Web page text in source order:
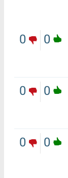
0
0
0
0
0
0